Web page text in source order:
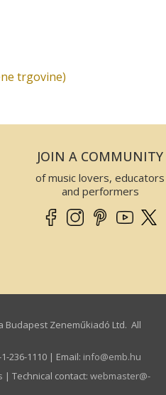
trgovine)
JOIN A COMMUNITY
of music lovers, educators
and performers
Budapest Zeneműkiadó Ltd. All
236-1110 | Email: info­@­emb.hu
| Technical contact: webmaster­@­